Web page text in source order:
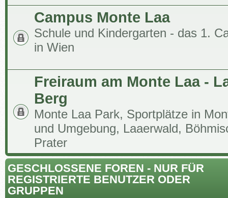
Campus Monte Laa
Schule und Kindergarten - das 1.
in Wien
Freiraum am Monte Laa -
Berg
Monte Laa Park, Sportplätze in
und Umgebung, Laaerwald,
Prater
GESCHLOSSENE FOREN - NUR FÜR
REGISTRIERTE BENUTZER ODER
GRUPPEN